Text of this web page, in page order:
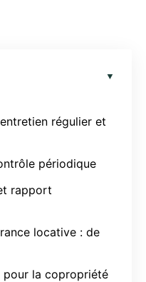
régulier et
périodique
rapport
locative : de
pour la copropriété